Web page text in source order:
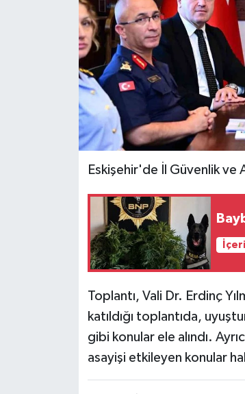
Eskişehir'de İl Güvenlik ve
Toplantı, Vali Dr. Erdinç
katıldığı toplantıda,
gibi konular ele alındı.
asayişi etkileyen konular
Tokat Haber